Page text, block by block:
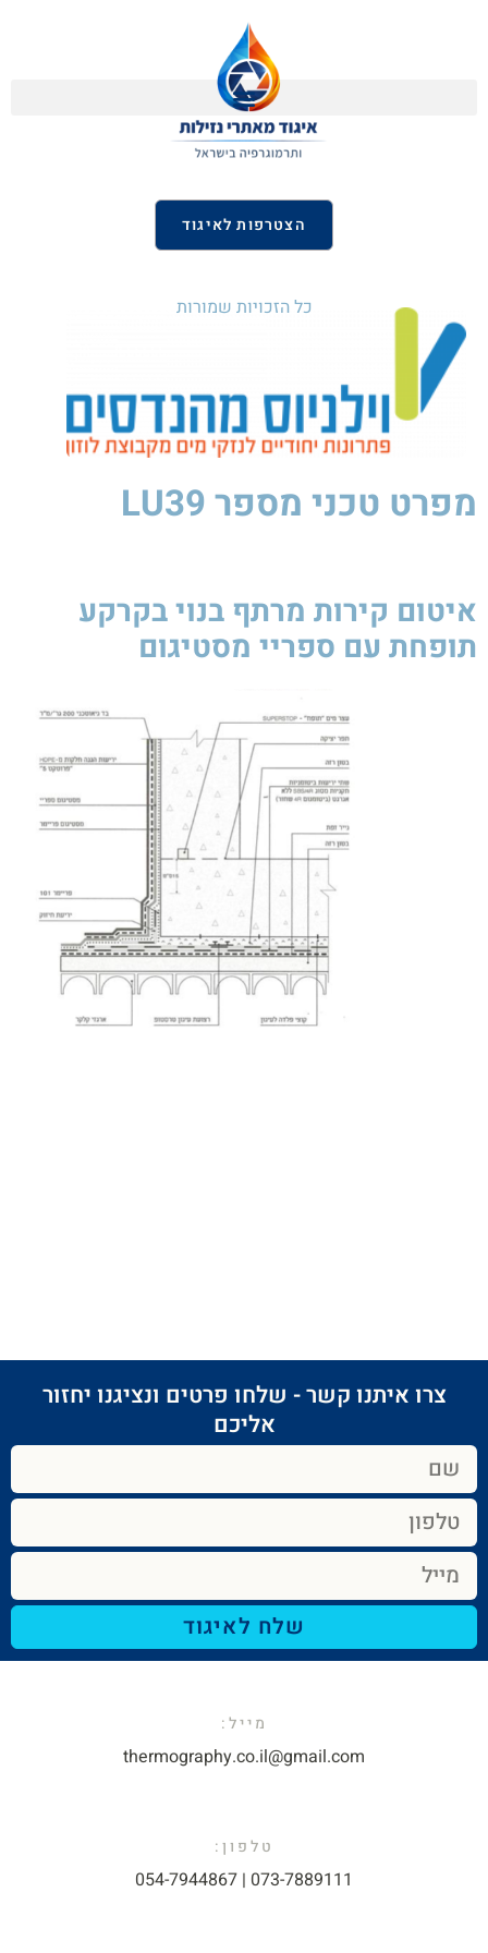
הצטרפות לאיגוד
כל הזכויות שמורות
מפרט טכני מספר LU39
איטום קירות מרתף בנוי בקרקע
תופחת עם ספריי מסטיגום ​
צרו איתנו קשר - שלחו פרטים ונציגנו יחזור
אליכם​
שלח לאיגוד
מייל:​
thermography.co.il@gmail.com​
טלפון:
073-7889111 | 054-7944867​